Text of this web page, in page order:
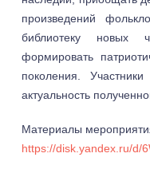
произведений
библиотеку новых
формировать
поколения.
актуальность
Материалы
https://disk.yandex.ru/d/